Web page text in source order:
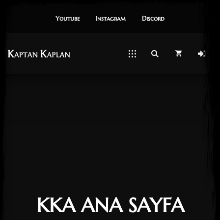
Youtube Instagram Dıscord
KKA ANA SAYFA